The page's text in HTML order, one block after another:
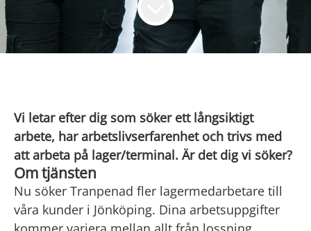
Vi letar efter dig som söker ett långsiktigt
arbete, har arbetslivserfarenhet och trivs med
att arbeta på lager/terminal. Är det dig vi söker?
Om tjänsten
Nu söker Tranpenad fler lagermedarbetare till
våra kunder i Jönköping. Dina arbetsuppgifter